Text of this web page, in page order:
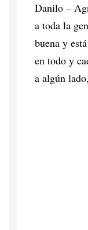
Danilo –
a toda la
buena y
en todo y
a algún